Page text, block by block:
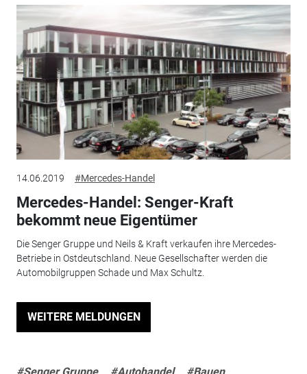
14.06.2019 #Mercedes-Handel
Mercedes-Handel: Senger-Kraft
bekommt neue Eigentümer
Die Senger Gruppe und Neils & Kraft verkaufen ihre Mercedes-
Betriebe in Ostdeutschland. Neue Gesellschafter werden die
Automobilgruppen Schade und Max Schultz.
WEITERE MELDUNGEN
#Senger Gruppe #Autohandel #Bauen